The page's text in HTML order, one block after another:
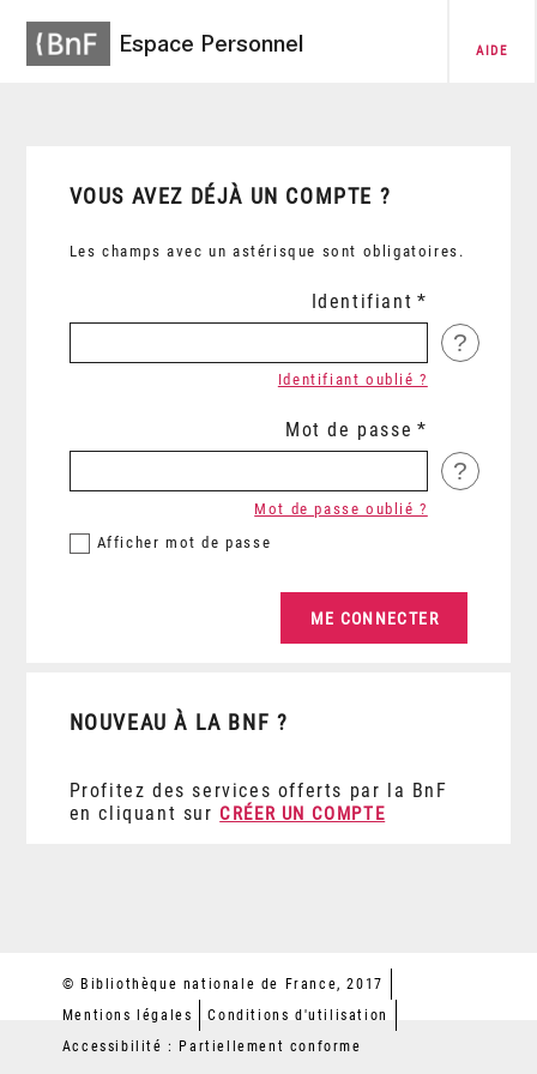
Espace Personnel AIDE
VOUS AVEZ DÉJÀ UN COMPTE ?
Les champs avec un astérisque sont obligatoires.
Identifiant
?
Identifiant oublié ?
Mot de passe
?
Afficher mot de passe
Mot de passe oublié ?
NOUVEAU À LA BNF ?
Profitez des services offerts par la BnF
en cliquant sur CRÉER UN COMPTE
© Bibliothèque nationale de France, 2017
Mentions légales
Conditions d'utilisation
Accessibilité : Partiellement conforme